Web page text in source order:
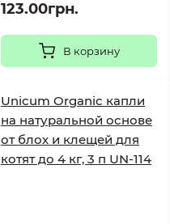
123.00грн.
В корзину
Unicum Organic капли
на натуральной основе
от блох и клещей для
котят до 4 кг, 3 п UN-114